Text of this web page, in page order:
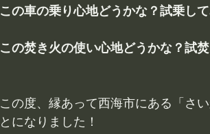
この車の乗り心地どうかな？試乗して
この焚き火の使い心地どうかな？試
この度、縁あって西海市にある「さ
とになりました！